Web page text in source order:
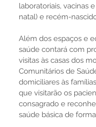
laboratoriais, vacinas
natal) e recém-
Além dos espaços e
saúde contará com
visitas às casas dos
Comunitários de
domiciliares às
que visitarão os
consagrado e
saúde básica de